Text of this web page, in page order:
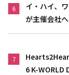
6
イ・ハイ、
が主催会社
7
6 K-WORLD